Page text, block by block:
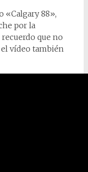
«Calgary 88»,
por la
que no
vídeo también